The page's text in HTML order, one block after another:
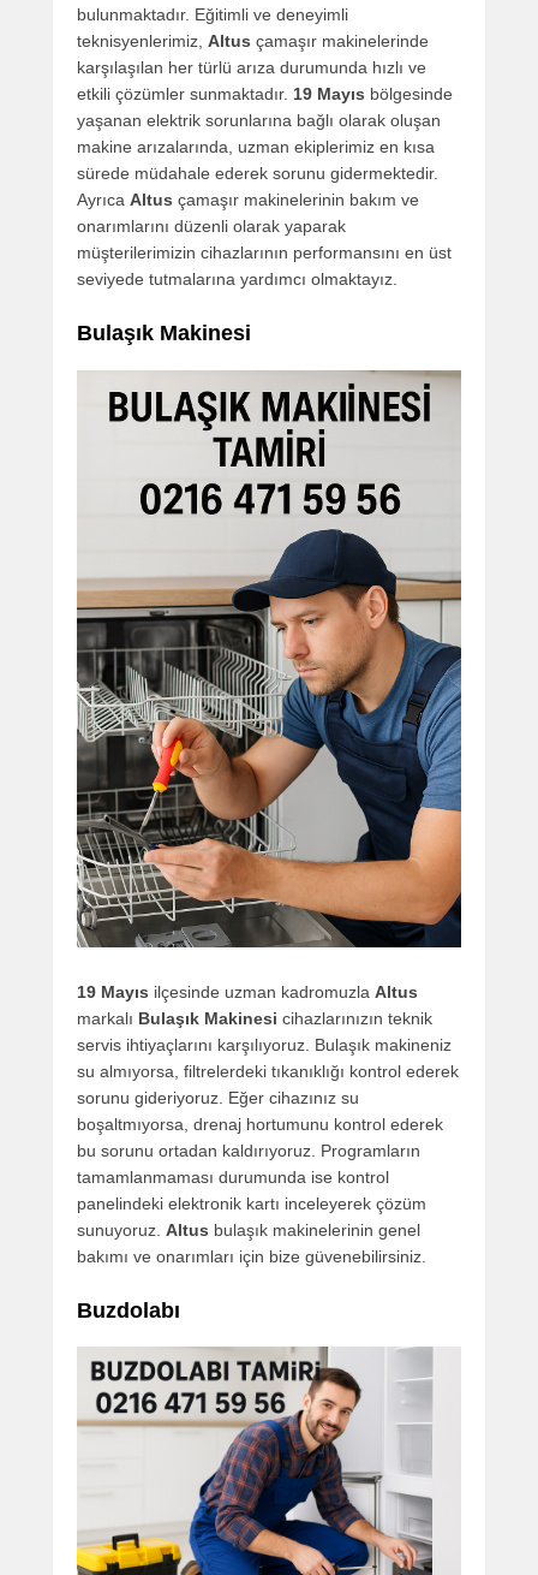
bulunmaktadır. Eğitimli ve deneyimli
teknisyenlerimiz, Altus çamaşır makinelerinde
karşılaşılan her türlü arıza durumunda hızlı ve
etkili çözümler sunmaktadır. 19 Mayıs bölgesinde
yaşanan elektrik sorunlarına bağlı olarak oluşan
makine arızalarında, uzman ekiplerimiz en kısa
sürede müdahale ederek sorunu gidermektedir.
Ayrıca Altus çamaşır makinelerinin bakım ve
onarımlarını düzenli olarak yaparak
müşterilerimizin cihazlarının performansını en üst
seviyede tutmalarına yardımcı olmaktayız.
Bulaşık Makinesi
19 Mayıs ilçesinde uzman kadromuzla Altus
markalı Bulaşık Makinesi cihazlarınızın teknik
servis ihtiyaçlarını karşılıyoruz. Bulaşık makineniz
su almıyorsa, filtrelerdeki tıkanıklığı kontrol ederek
sorunu gideriyoruz. Eğer cihazınız su
boşaltmıyorsa, drenaj hortumunu kontrol ederek
bu sorunu ortadan kaldırıyoruz. Programların
tamamlanmaması durumunda ise kontrol
panelindeki elektronik kartı inceleyerek çözüm
sunuyoruz. Altus bulaşık makinelerinin genel
bakımı ve onarımları için bize güvenebilirsiniz.
Buzdolabı